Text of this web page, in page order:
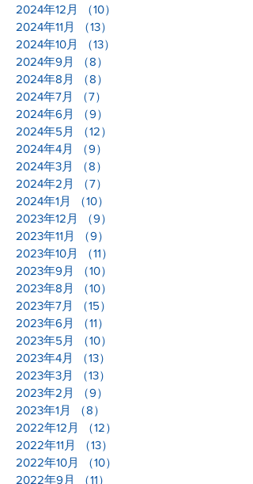
2024年12月
（10）
2024年11月
（13）
2024年10月
（13）
2024年9月
（8）
2024年8月
（8）
2024年7月
（7）
2024年6月
（9）
2024年5月
（12）
2024年4月
（9）
2024年3月
（8）
2024年2月
（7）
2024年1月
（10）
2023年12月
（9）
2023年11月
（9）
2023年10月
（11）
2023年9月
（10）
2023年8月
（10）
2023年7月
（15）
2023年6月
（11）
2023年5月
（10）
2023年4月
（13）
2023年3月
（13）
2023年2月
（9）
2023年1月
（8）
2022年12月
（12）
2022年11月
（13）
2022年10月
（10）
2022年9月
（11）